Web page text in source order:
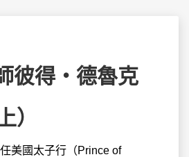
彼得‧德魯克
）
美國太子行（Prince of